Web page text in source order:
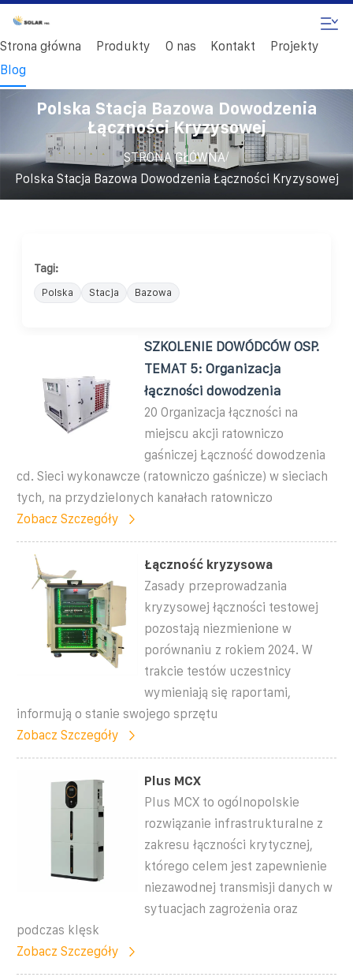
Strona główna Produkty O nas Kontakt
Projekty
Blog
Polska Stacja Bazowa Dowodzenia
Łączności Kryzysowej
STRONA GŁÓWNA/
Polska Stacja Bazowa Dowodzenia Łączności Kryzysowej
Tagi:
Polska Stacja Bazowa
SZKOLENIE DOWÓDCÓW OSP.
TEMAT 5: Organizacja
łączności dowodzenia
20 Organizacja łączności na
miejscu akcji ratowniczo
gaśniczej Łączność dowodzenia
cd. Sieci wykonawcze (ratowniczo gaśnicze) w sieciach
tych, na przydzielonych kanałach ratowniczo
Zobacz Szczegóły
Łączność kryzysowa
Zasady przeprowadzania
kryzysowej łączności testowej
pozostają niezmienione w
porównaniu z rokiem 2024. W
trakcie testów uczestnicy
wymieniają się raportami,
informują o stanie swojego sprzętu
Zobacz Szczegóły
Plus MCX
Plus MCX to ogólnopolskie
rozwiązanie infrastrukturalne z
zakresu łączności krytycznej,
którego celem jest zapewnienie
niezawodnej transmisji danych w
sytuacjach zagrożenia oraz
podczas klęsk
Zobacz Szczegóły